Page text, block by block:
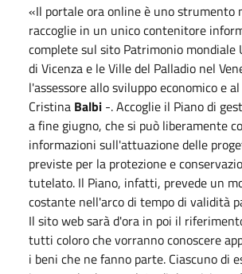
«Il portale ora online è uno strumento
raccoglie in un unico contenitore
complete sul sito Patrimonio mondiale
di Vicenza e le Ville del Palladio nel
l'assessore allo sviluppo economico e
Cristina Balbi -. Accoglie il Piano di
a fine giugno, che si può liberamente
informazioni sull'attuazione delle
previste per la protezione e
tutelato. Il Piano, infatti, prevede un
costante nell'arco di tempo di validità
Il sito web sarà d'ora in poi il
tutti coloro che vorranno conoscere
i beni che ne fanno parte. Ciascuno di